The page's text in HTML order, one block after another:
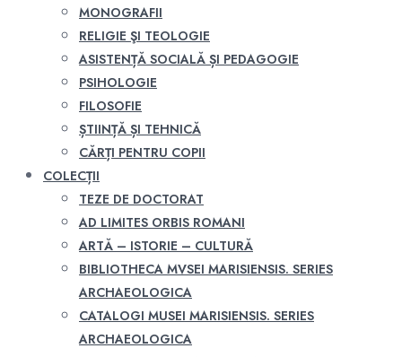
MONOGRAFII
RELIGIE ŞI TEOLOGIE
ASISTENȚĂ SOCIALĂ ȘI PEDAGOGIE
PSIHOLOGIE
FILOSOFIE
ȘTIINȚĂ ȘI TEHNICĂ
CĂRȚI PENTRU COPII
COLECȚII
TEZE DE DOCTORAT
AD LIMITES ORBIS ROMANI
ARTĂ – ISTORIE – CULTURĂ
BIBLIOTHECA MVSEI MARISIENSIS. SERIES
ARCHAEOLOGICA
CATALOGI MUSEI MARISIENSIS. SERIES
ARCHAEOLOGICA